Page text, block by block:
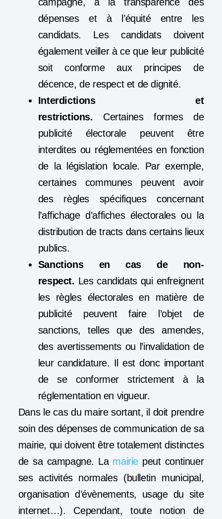
dépenses et à l’équité entre les
candidats. Les candidats doivent
également veiller à ce que leur publicité
soit conforme aux principes de
décence, de respect et de dignité.
Interdictions et
restrictions. Certaines formes de
publicité électorale peuvent être
interdites ou réglementées en fonction
de la législation locale. Par exemple,
certaines communes peuvent avoir
des règles spécifiques concernant
l’affichage d’affiches électorales ou la
distribution de tracts dans certains lieux
publics.
Sanctions en cas de non-
respect. Les candidats qui enfreignent
les règles électorales en matière de
publicité peuvent faire l’objet de
sanctions, telles que des amendes,
des avertissements ou l’invalidation de
leur candidature. Il est donc important
de se conformer strictement à la
réglementation en vigueur.
Dans le cas du maire sortant, il doit prendre
soin des dépenses de communication de sa
mairie, qui doivent être totalement distinctes
de sa campagne. La mairie peut continuer
ses activités normales (bulletin municipal,
organisation d’évènements, usage du site
internet…). Cependant, toute notion de